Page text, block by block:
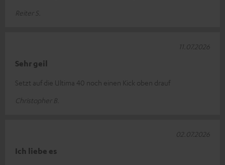
Reiter S.
Sehr geil
Setzt auf die Ultima 40 noch einen Kick oben drauf
Christopher B.
11.07.2026
Ich liebe es
02.07.2026